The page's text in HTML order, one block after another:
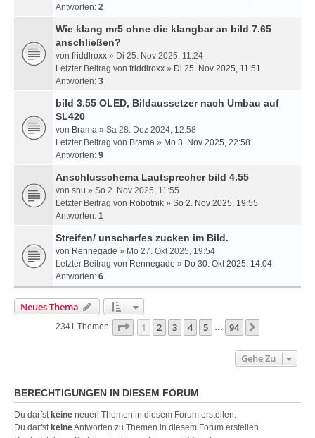
Antworten: 2
Wie klang mr5 ohne die klangbar an bild 7.65
anschließen?
von friddlroxx » Di 25. Nov 2025, 11:24
Letzter Beitrag von friddlroxx » Di 25. Nov 2025, 11:51
Antworten: 3
bild 3.55 OLED, Bildaussetzer nach Umbau auf
SL420
von Brama » Sa 28. Dez 2024, 12:58
Letzter Beitrag von Brama » Mo 3. Nov 2025, 22:58
Antworten: 9
Anschlusschema Lautsprecher bild 4.55
von shu » So 2. Nov 2025, 11:55
Letzter Beitrag von Robotnik » So 2. Nov 2025, 19:55
Antworten: 1
Streifen/ unscharfes zucken im Bild.
von Rennegade » Mo 27. Okt 2025, 19:54
Letzter Beitrag von Rennegade » Do 30. Okt 2025, 14:04
Antworten: 6
Neues Thema
2341 Themen Seite 1Von 94
1 2 3 4 5 … 94
Gehe Zu
BERECHTIGUNGEN IN DIESEM FORUM
Du darfst keine neuen Themen in diesem Forum erstellen.
Du darfst keineAntworten zu Themen in diesem Forum erstellen.